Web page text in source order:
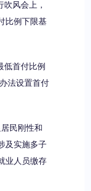
风会上，
比例下限基
首付比例
法设置首付
民刚性和
及实施多子
业人员缴存